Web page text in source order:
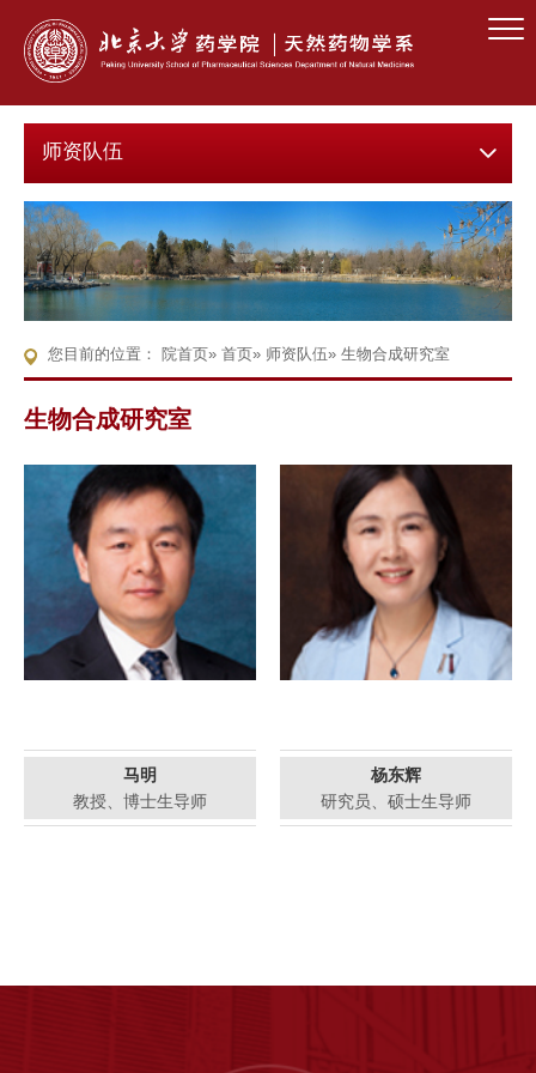
师资队伍
您目前的位置： 院首页» 首页» 师资队伍» 生物合成研究室
生物合成研究室
马明
教授、博士生导师
杨东辉
研究员、硕士生导师